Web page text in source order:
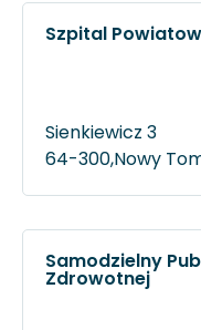
Szpital
Sienkiewicz 3
64-300,Nowy
Samodzielny
Zdrowotnej